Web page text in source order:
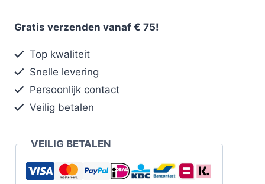
Gratis verzenden vanaf € 75!
Top kwaliteit
Snelle levering
Persoonlijk contact
Veilig betalen
VEILIG BETALEN